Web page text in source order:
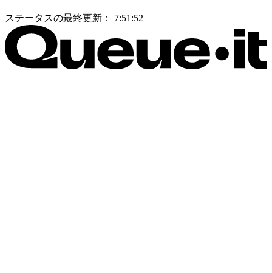
ステータスの最終更新： 7:51:52